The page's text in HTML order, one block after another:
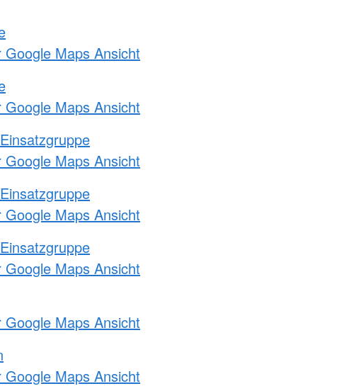
Google Maps Ansicht
Google Maps Ansicht
Google Maps Ansicht
Google Maps Ansicht
Google Maps Ansicht
Google Maps Ansicht
Google Maps Ansicht